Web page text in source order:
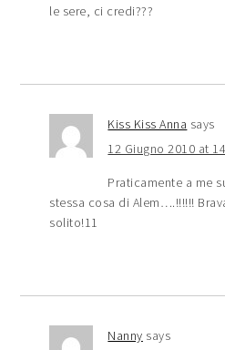
le sere, ci credi???
Kiss Kiss Anna says
12 Giugno 2010 at
Praticamente a me
stessa cosa di Alem….!!!!!!
solito!11
Nanny says